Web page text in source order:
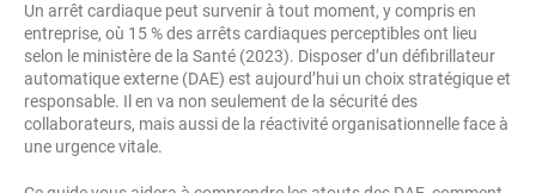
Un arrêt cardiaque peut survenir à tout moment, y compris en
entreprise, où 15 % des arrêts cardiaques perceptibles ont lieu
selon le ministère de la Santé (2023). Disposer d’un défibrillateur
automatique externe (DAE) est aujourd’hui un choix stratégique et
responsable. Il en va non seulement de la sécurité des
collaborateurs, mais aussi de la réactivité organisationnelle face à
une urgence vitale.